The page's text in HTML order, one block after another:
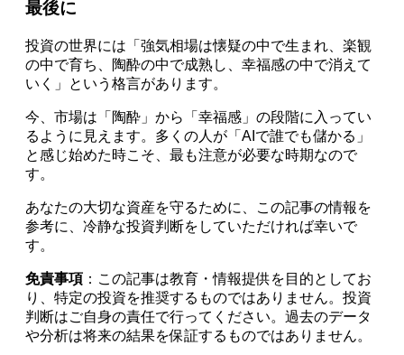
最後に
投資の世界には「強気相場は懐疑の中で生まれ、楽観
の中で育ち、陶酔の中で成熟し、幸福感の中で消えて
いく」という格言があります。
今、市場は「陶酔」から「幸福感」の段階に入ってい
るように見えます。多くの人が「AIで誰でも儲かる」
と感じ始めた時こそ、最も注意が必要な時期なので
す。
あなたの大切な資産を守るために、この記事の情報を
参考に、冷静な投資判断をしていただければ幸いで
す。
免責事項 ：この記事は教育・情報提供を目的としてお
り、特定の投資を推奨するものではありません。投資
判断はご自身の責任で行ってください。過去のデータ
や分析は将来の結果を保証するものではありません。